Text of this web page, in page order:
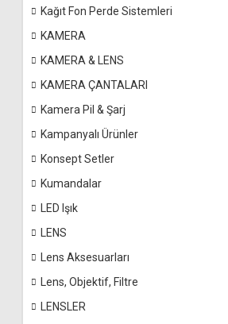
Kağıt Fon Perde Sistemleri
KAMERA
KAMERA & LENS
KAMERA ÇANTALARI
Kamera Pil & Şarj
Kampanyalı Ürünler
Konsept Setler
Kumandalar
LED Işık
LENS
Lens Aksesuarları
Lens, Objektif, Filtre
LENSLER